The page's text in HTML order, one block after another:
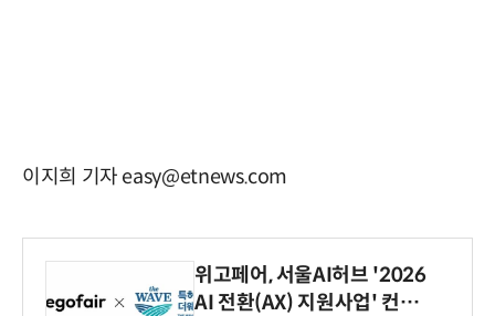
이지희 기자 easy@etnews.com
위고페어, 서울AI허브 '2026
AI 전환(AX) 지원사업' 컨소